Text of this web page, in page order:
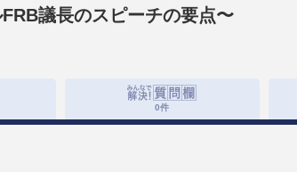
議長のスピーチの要点〜
0件